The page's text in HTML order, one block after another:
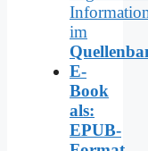
im
E-
Book
als:
EPUB-